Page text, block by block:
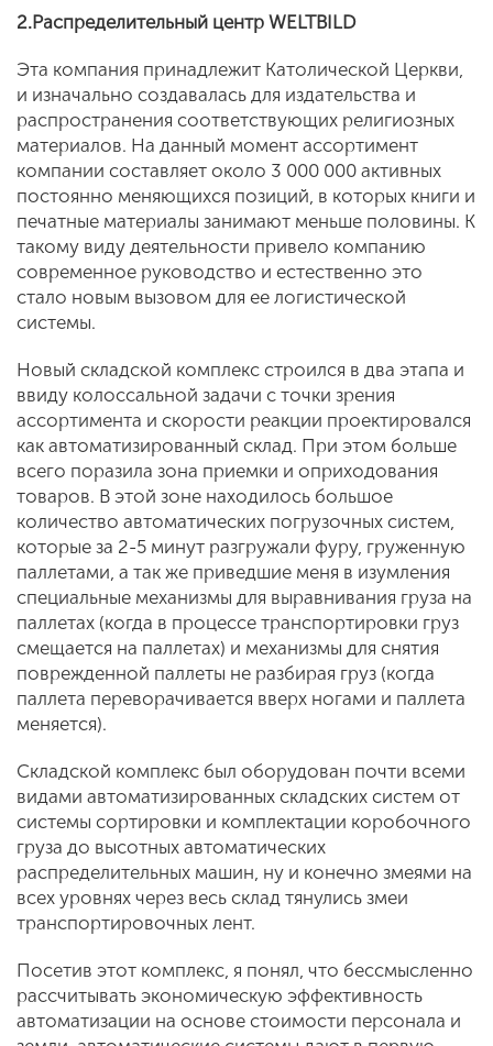
2.Распределительный центр WELTBILD
Эта компания принадлежит Католической Церкви,
и изначально создавалась для издательства и
распространения соответствующих религиозных
материалов. На данный момент ассортимент
компании составляет около 3 000 000 активных
постоянно меняющихся позиций, в которых книги и
печатные материалы занимают меньше половины. К
такому виду деятельности привело компанию
современное руководство и естественно это
стало новым вызовом для ее логистической
системы.
Новый складской комплекс строился в два этапа и
ввиду колоссальной задачи с точки зрения
ассортимента и скорости реакции проектировался
как автоматизированный склад. При этом больше
всего поразила зона приемки и оприходования
товаров. В этой зоне находилось большое
количество автоматических погрузочных систем,
которые за 2-5 минут разгружали фуру, груженную
паллетами, а так же приведшие меня в изумления
специальные механизмы для выравнивания груза на
паллетах (когда в процессе транспортировки груз
смещается на паллетах) и механизмы для снятия
поврежденной паллеты не разбирая груз (когда
паллета переворачивается вверх ногами и паллета
меняется).
Складской комплекс был оборудован почти всеми
видами автоматизированных складских систем от
системы сортировки и комплектации коробочного
груза до высотных автоматических
распределительных машин, ну и конечно змеями на
всех уровнях через весь склад тянулись змеи
транспортировочных лент.
Посетив этот комплекс, я понял, что бессмысленно
рассчитывать экономическую эффективность
автоматизации на основе стоимости персонала и